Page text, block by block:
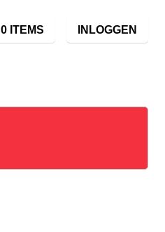
0 ITEMS INLOGGEN